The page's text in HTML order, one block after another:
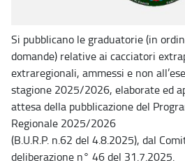
Si pubblicano le graduatorie (in
domande) relative ai cacciatori
extraregionali, ammessi e non
stagione 2025/2026, elaborate ed
attesa della pubblicazione del
Regionale 2025/2026
(B.U.R.P. n.62 del 4.8.2025), dal
deliberazione n° 46 del 31.7.2025.